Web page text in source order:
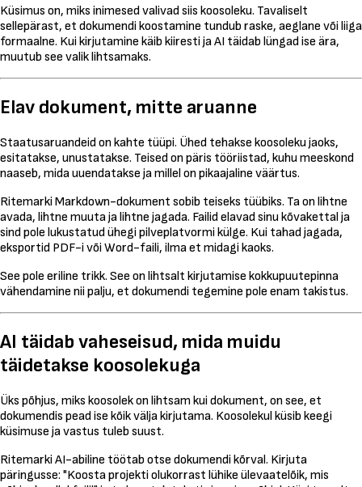
Küsimus on, miks inimesed valivad siis koosoleku. Tavaliselt
sellepärast, et dokumendi koostamine tundub raske, aeglane või liiga
formaalne. Kui kirjutamine käib kiiresti ja AI täidab lüngad ise ära,
muutub see valik lihtsamaks.
Elav dokument, mitte aruanne
Staatusaruandeid on kahte tüüpi. Ühed tehakse koosoleku jaoks,
esitatakse, unustatakse. Teised on päris tööriistad, kuhu meeskond
naaseb, mida uuendatakse ja millel on pikaajaline väärtus.
Ritemarki Markdown-dokument sobib teiseks tüübiks. Ta on lihtne
avada, lihtne muuta ja lihtne jagada. Failid elavad sinu kõvakettal ja
sind pole lukustatud ühegi pilveplatvormi külge. Kui tahad jagada,
eksportid PDF-i või Word-faili, ilma et midagi kaoks.
See pole eriline trikk. See on lihtsalt kirjutamise kokkupuutepinna
vähendamine nii palju, et dokumendi tegemine pole enam takistus.
AI täidab vaheseisud, mida muidu
täidetakse koosolekuga
Üks põhjus, miks koosolek on lihtsam kui dokument, on see, et
dokumendis pead ise kõik välja kirjutama. Koosolekul küsib keegi
küsimuse ja vastus tuleb suust.
Ritemarki AI-abiline töötab otse dokumendi kõrval. Kirjuta
päringusse: "Koosta projekti olukorrast lühike ülevaatelõik, mis